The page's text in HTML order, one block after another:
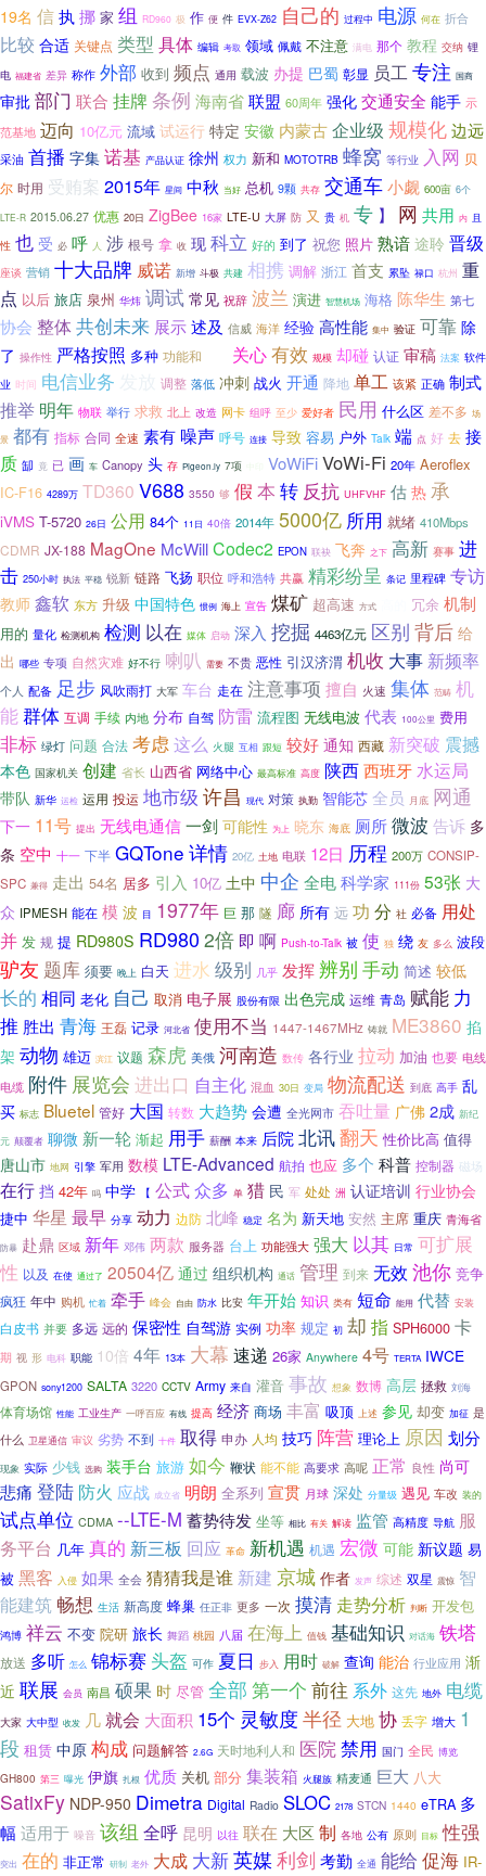
19名 信执 挪 家 组 RD960 极 作 便 件 EVX-Z62 自己的 过程中 电源 何在 折合
比较 合适 关键点 类型 具体 编辑 考取 领域 佩戴 不注意 满电 那个 教程 交纳 锂
电 福建省 差异 称作 外部 收到 频点 通用 载波 办提 巴蜀 彰显 员工专注 国商
审批部门 联合 挂牌条例 海南省联盟 60周年 强化 交通安全 能手 示
范基地 迈向 10亿元 流域 试运行 特定 安徽 内蒙古企业级 规模化边远
采油 首播 字集 诺基 产品认证 徐州 权力 新和 MOTOTRB 蜂窝 等行业 入网 贝
尔 时用 受贿案 2015年 星间 中秋 当好 总机 9颗 共存 交通车小觑 600亩 6个
LTE-R 2015.06.27 优惠 20日 ZigBee 16家 LTE-U 大屏 防 又 贵 机 专 】 网 共用 内 且
性 也 受 必 呼 人 涉 根号 拿 收 现 科立 好的 到了 祝您 照片 熟谙 途聆 晋级
座谈 营销 十大品牌 威诺 新增 斗极 共建 相携 调解 浙江 首支 累坠 禄口 杭州 重
点 以后 旅店 泉州 华炜 调试 常见 祝辞 波兰 演进 智慧机场 海格 陈华生 第七
协会 整体共创未来 展示述及 信威 海洋 经验 高性能 集中 验证 可靠 除
了 操作性 严格按照 多种 功能和 关心有效 规模 却碰 认证 审稿 法案 软件
业 时间 电信业务 调整 落低 冲刺 战火 开通 降地 单工 该紧 正确 制式
推举 明年 物联 举行 求救 北上 改造 网卡 组呼 至少 爱好者 民用 什么区 差不多 场
景 都有 指标 合同 全速 素有 噪声 呼号 连接 导致 容易 户外 Talk 端 点 好 去 接
质 缷 竟 已 画 车 Canopy 头 存 Pigeon.ly 7项 VoWiFiVoWi-Fi 20年 Aeroflex
IC-F16 4289万 TD360 V688 3550 够 假 本 转 反抗 UHFVHF 估 热 承
iVMS T-5720 26日 公用 84个 11日 40倍 2014年 5000亿 所用 就绪 410Mbps
CDMR JX-188 MagOne McWillCodec2 EPON 联袂 飞奔 之下 高新 赛事 进
击 250小时 执法 平稳 锐新 链路 飞扬 职位 呼和浩特 共赢 精彩纷呈 条记 里程碑 专访
教师鑫软 东方 升级 中国特色 惯例 海上 宣告 煤矿 超高速 方式 冗余 机制
用的 量化 检测机构 检测 以在 媒体 启动 深入 挖掘 4463亿元 区别 背后 给
出 哪些 专项 自然灾难 好不行 喇叭 需要 不贵 恶性 引汉济渭 机收 大事 新频率
个人 配备 足步 风吹雨打 大军 车台 走在 注意事项 擅自 火速 集体 范畴 机
能群体 互调 手续 内地 分布 自驾 防雷 流程图 无线电波 代表 100公里 费用
非标 绿灯 问题 合法 考虑这么 火腿 互相 跟短 较好 通知 西藏 新突破 震撼
本色 国家机关 创建 省长 山西省 网络中心 最高标准 高度 陕西西班牙水运局
带队 新华 运检 运用 投运 地市级 许昌 现代 对策 执勤 智能芯 全员 月底 网通
下一 11号 提出 无线电通信一剑 可能性 为上 晓东 海底 厕所微波 告诉 多
条 空中 十一 下半 GQTone 详情 20亿 土地 电联 12日 历程 200万 CONSIP-
SPC 兼得 走出 54名 居多 引入 10亿 土中 中企 全电科学家 111份 53张 大
众 IPMESH 能在 模 波 目 1977年 巨 那 隧 廊 所有 远 功 分 社 必备 用处
并 发 规 提 RD980S RD980 2倍 即 啊 Push-to-Talk 被 使 独 绕 友 多么 波段
驴友 题库 须要 晚上 白天 进水 级别 几乎 发挥辨别 手动 简述 较低
长的 相同 老化 自己 取消 电子展 股份有限 出色完成 运维 青岛 赋能 力
推 胜出 青海 王磊 记录 河北省 使用不当 1447-1467MHz 铸就 ME3860 掐
架 动物 雄迈 滨江 议题 森虎 美俄 河南造 数传 各行业 拉动 加油 也要 电线
电缆 附件 展览会 进出口 自主化 混血 30日 变局 物流配送 到底 高手 乱
买 标志 Bluetel 管好 大国 转数 大趋势 会遭 全光网市 吞吐量 广佛2成 新纪
元 颠覆者 聊微 新一轮 渐起 用手 薪酬 本来 后院 北讯翻天 性价比高 值得
唐山市 地网 引擎 军用 数模 LTE-Advanced 航拍 也应 多个 科普 控制器 磁场
在行挡 42年 吗 中学 【 公式众多 单 猎 民 军 处处 洲 认证培训 行业协会
捷中 华星 最早 分享 动力 边防 北峰 稳定 名为 新天地 安然 主席 重庆 青海省
防暴 赴鼎 区域 新年 邓伟 两款 服务器 台上 功能强大 强大 以其 日常 可扩展
性 以及 在使 通过了 20504亿 通过 组织机构 通话 管理 到来 无效 池你 竞争
疯狂 年中 购机 忙着 牵手 峰会 自由 防水 比安 年开始 知识 类有 短命 能用 代替 安装
白皮书 并要 多远 远的 保密性 自驾游 实例 功率 规定 初 却 指 SPH6000 卡
期 视 形 电科 职能 10倍 4年 13本 大幕 速递 26家 Anywhere 4号 TERTA IWCE
GPON sony1200 SALTA 3220 CCTV Army 来自 灌音 事故 想象 数博 高层 拯救 刘海
体育场馆 性能 工业生产 一呼百应 有线 提高 经济 商场 丰富 吸顶 上述 参见 却变 加征 是
什么 卫星通信 审议 劣势 不到 十件 取得 申办 人均 技巧 阵营 理论上 原因 划分
现象 实际 少钱 选购 装手台 旅游 如今 鞭状 能不能 高要求 高呢 正常 良性 尚可
悲痛 登陆 防火 应战 成立省 明朗 全系列 宣贯 月球 深处 分量级 遇见 车改 装的
试点单位 CDMA --LTE-M 蓄势待发 坐等 相比 有关 解读 监管 高精度 导航 服
务平台 几年 真的 新三板 回应 革命 新机遇 机遇 宏微 可能 新议题 易
被 黑客 入侵 如果 全会 猜猜我是谁 新建 京城 作者 发声 综述 双星 震惊 智
能建筑 畅想 生活 新高度 蜂巢 任正非 更多 一次 摸清 走势分析 判断 开发包
鸿博 祥云 不变 院研 旅长 舞蹈 桃园 八届 在海上 值钱 基础知识 对话海 铁塔
放送 多听 怎么 锦标赛 头盔 可作 夏日 步入 用时 破解 查询 能治 行业应用 渐
近 联展 会员 南昌 硕果 时 尽管 全部 第一个 前往 系外 这先 地外 电缆
大家 大中型 收发 几 就会 大面积 15个 灵敏度 半径 大地 协 丢字 增大 1
段 租赁 中原 构成 问题解答 2.6G 天时地利人和 医院禁用 国门 全民 博览
GH800 第三 曝光 伊旗 扎根 优质 关机 部分 集装箱 火腿族 精麦通 巨大 八大
SatixFy NDP-950 Dimetra Digital Radio SLOC 2178 STCN 1440 eTRA 多
幅 适用于 噪音 该组 全呼 昆明 以往 联在 大区 制 各地 公有 原则 目标 性强
突出 在的 非正常 研制 老外 大成 大新英媒 利剑 考勤 全通 能给 促海 IR-